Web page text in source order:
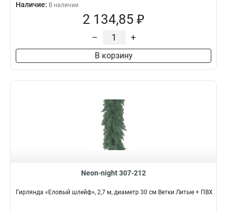
Наличие: В наличии
2 134,85 ₽
– +
В корзину
Neon-night 307-212
Гирлянда «Еловый шлейф», 2,7 м, диаметр 30 см Ветки Литые + ПВХ